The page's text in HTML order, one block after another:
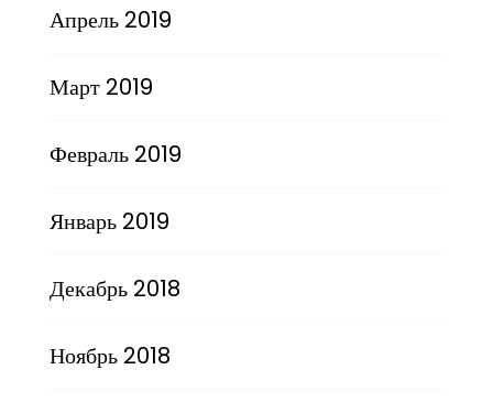
Апрель 2019
Март 2019
Февраль 2019
Январь 2019
Декабрь 2018
Ноябрь 2018